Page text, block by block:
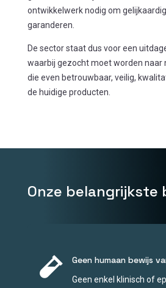
ontwikkelwerk nodig om
garanderen.
De sector staat dus voor een
waarbij gezocht moet worden naar
die even betrouwbaar, veilig,
de huidige producten.
Onze belangrijkste
 Geen humaan bewijs
Geen enkel klinisch of